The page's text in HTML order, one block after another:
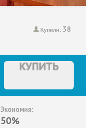
Купили: 38
КУПИТЬ
Экономия:
50%